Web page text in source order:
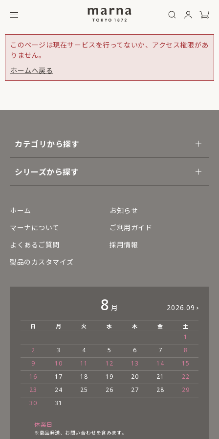
このページは現在サービスを行ってないか、アクセス権限があ
りません。
ホームへ戻る
カテゴリから探す
シリーズから探す
ホーム
お知らせ
マーナについて
ご利用ガイド
よくあるご質問
採用情報
製品のカスタマイズ
8 月 2026.09
日 月 火 水 木 金 土
1
2
3 4 5 6 7
8
9
10 11 12 13 14
15
16
17 18 19 20 21
22
23
24 25 26 27 28
29
30
31
休業日
※商品発送、お問い合わせを含みます。